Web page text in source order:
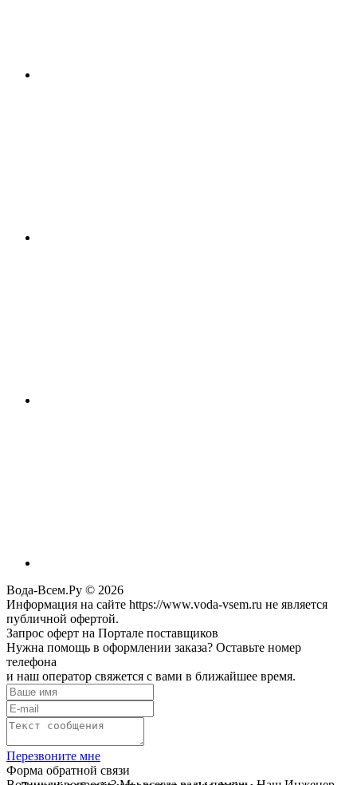
Вода-Всем.Ру © 2026
Информация на сайте https://www.voda-vsem.ru не является
публичной офертой.
Запрос оферт на Портале поставщиков
Нужна помощь в оформлении заказа? Оставьте номер
телефона
и наш оператор свяжется с вами в ближайшее время.
Перезвоните мне
Форма обратной связи